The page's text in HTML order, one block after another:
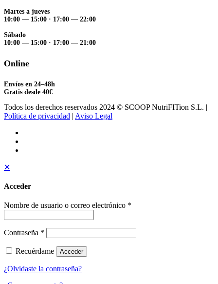
Martes a jueves
10:00 — 15:00 · 17:00 — 22:00
Sábado
10:00 — 15:00 · 17:00 — 21:00
Online
Envíos en 24–48h
Gratis desde 40€
Todos los derechos reservados 2024 © SCOOP NutriFITion S.L. |
Política de privacidad | Aviso Legal
✕
Acceder
Nombre de usuario o correo electrónico *
Contraseña *
Recuérdame Acceder
¿Olvidaste la contraseña?